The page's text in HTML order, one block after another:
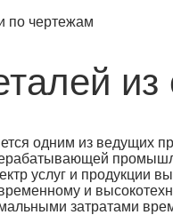
по чертежам
из
одним из ведущих
услуг и продукции
и
затратами